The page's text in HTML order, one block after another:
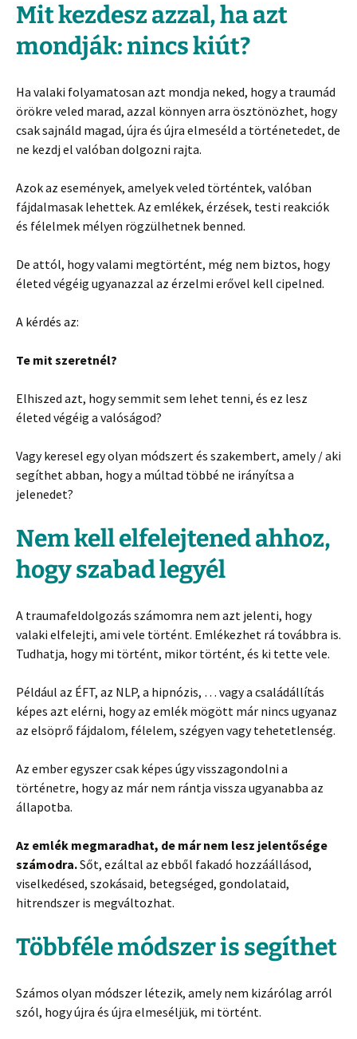
Mit kezdesz azzal, ha azt
mondják: nincs kiút?
Ha valaki folyamatosan azt mondja neked, hogy a traumád
örökre veled marad, azzal könnyen arra ösztönözhet, hogy
csak sajnáld magad, újra és újra elmeséld a történetedet, de
ne kezdj el valóban dolgozni rajta.
Azok az események, amelyek veled történtek, valóban
fájdalmasak lehettek. Az emlékek, érzések, testi reakciók
és félelmek mélyen rögzülhetnek benned.
De attól, hogy valami megtörtént, még nem biztos, hogy
életed végéig ugyanazzal az érzelmi erővel kell cipelned.
A kérdés az:
Te mit szeretnél?
Elhiszed azt, hogy semmit sem lehet tenni, és ez lesz
életed végéig a valóságod?
Vagy keresel egy olyan módszert és szakembert, amely / aki
segíthet abban, hogy a múltad többé ne irányítsa a
jelenedet?
Nem kell elfelejtened ahhoz,
hogy szabad legyél
A traumafeldolgozás számomra nem azt jelenti, hogy
valaki elfelejti, ami vele történt. Emlékezhet rá továbbra is.
Tudhatja, hogy mi történt, mikor történt, és ki tette vele.
Például az ÉFT, az NLP, a hipnózis, … vagy a családállítás
képes azt elérni, hogy az emlék mögött már nincs ugyanaz
az elsöprő fájdalom, félelem, szégyen vagy tehetetlenség.
Az ember egyszer csak képes úgy visszagondolni a
történetre, hogy az már nem rántja vissza ugyanabba az
állapotba.
Az emlék megmaradhat, de már nem lesz jelentősége
számodra.Sőt, ezáltal az ebből fakadó hozzáállásod,
viselkedésed, szokásaid, betegséged, gondolataid,
hitrendszer is megváltozhat.
Többféle módszer is segíthet
Számos olyan módszer létezik, amely nem kizárólag arról
szól, hogy újra és újra elmeséljük, mi történt.